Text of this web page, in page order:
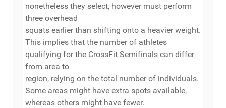
nonetheless they select, however must perform
three overhead
squats earlier than shifting onto a heavier weight.
This implies that the number of athletes
qualifying for the CrossFit Semifinals can differ
from area to
region, relying on the total number of individuals.
Some areas might have extra spots available,
whereas others might have fewer.